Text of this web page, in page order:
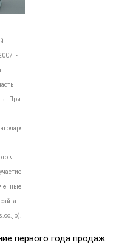
i-
—
При
первого года продаж